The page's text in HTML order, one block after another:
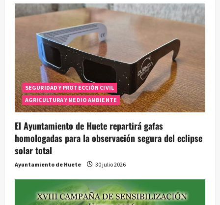
SEGURIDAD Y PROTECCIÓN CIVIL
AGRICULTURA Y MEDIO AMBIENTE
El Ayuntamiento de Huete repartirá gafas
homologadas para la observación segura del eclipse
solar total
Ayuntamiento de Huete 30 julio 2026